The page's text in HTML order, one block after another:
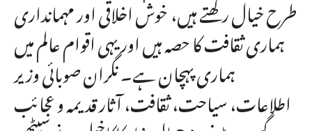
طرح خیال رکھتے ہیں، خوش اخلاقی اور مہمانداری
ہماری ثقافت کا حصہ ہیں اور یہی اقوام عالم میں
ہماری پہچان ہے۔ نگران صوبائی وزیر
اطلاعات، سیاحت، ثقافت، آثار قدیمہ و عجائب